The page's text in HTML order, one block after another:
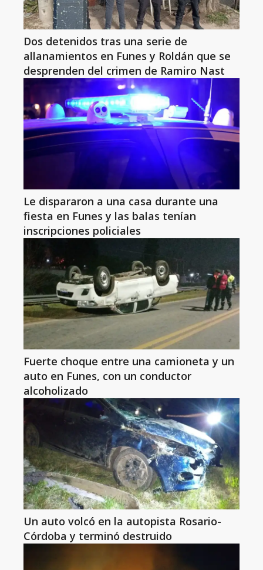
Dos detenidos tras una serie de
allanamientos en Funes y Roldán que se
desprenden del crimen de Ramiro Nast
Le dispararon a una casa durante una
fiesta en Funes y las balas tenían
inscripciones policiales
Fuerte choque entre una camioneta y un
auto en Funes, con un conductor
alcoholizado
Un auto volcó en la autopista Rosario-
Córdoba y terminó destruido